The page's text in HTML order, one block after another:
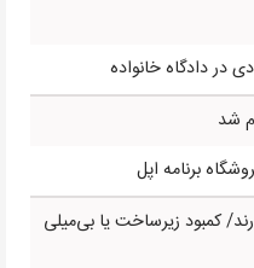
در دادگاه خانواده
شد
برنامه اپل
کمبود زیرساخت یا بی‌میلی